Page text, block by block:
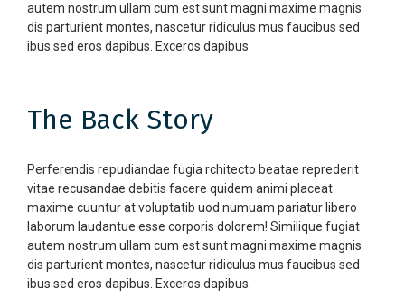
autem nostrum ullam cum est sunt magni maxime magnis
dis parturient montes, nascetur ridiculus mus faucibus sed
ibus sed eros dapibus. Exceros dapibus.
The Back Story
Perferendis repudiandae fugia rchitecto beatae reprederit
vitae recusandae debitis facere quidem animi placeat
maxime cuuntur at voluptatib uod numuam pariatur libero
laborum laudantue esse corporis dolorem! Similique fugiat
autem nostrum ullam cum est sunt magni maxime magnis
dis parturient montes, nascetur ridiculus mus faucibus sed
ibus sed eros dapibus. Exceros dapibus.